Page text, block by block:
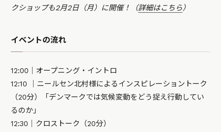
クショップも2月2日（月）に開催！（詳細はこちら）
イベントの流れ
12:00｜オープニング・イントロ
12:10 ｜ニールセン北村様によるインスピレーショントーク
（20分）「デンマークでは気候変動をどう捉え行動してい
るのか」
12:30｜クロストーク（20分）